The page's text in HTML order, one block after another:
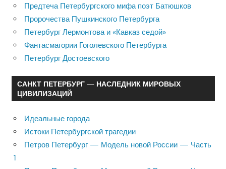
Предтеча Петербургского мифа поэт Батюшков
Пророчества Пушкинского Петербурга
Петербург Лермонтова и «Кавказ седой»
Фантасмагории Гоголевского Петербурга
Петербург Достоевского
САНКТ ПЕТЕРБУРГ — НАСЛЕДНИК МИРОВЫХ
ЦИВИЛИЗАЦИЙ
Идеальные города
Истоки Петербургской трагедии
Петров Петербург — Модель новой России — Часть
1